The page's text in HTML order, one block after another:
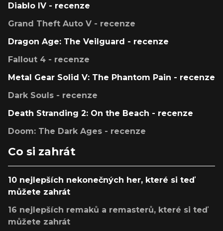
Diablo IV - recenze
Grand Theft Auto V - recenze
Dragon Age: The Veilguard - recenze
Fallout 4 - recenze
Metal Gear Solid V: The Phantom Pain - recenze
Dark Souls - recenze
Death Stranding 2: On the Beach - recenze
Doom: The Dark Ages - recenze
Co si zahrát
10 nejlepších nekonečných her, které si teď
můžete zahrát
16 nejlepších remaků a remasterů, které si teď
můžete zahrát